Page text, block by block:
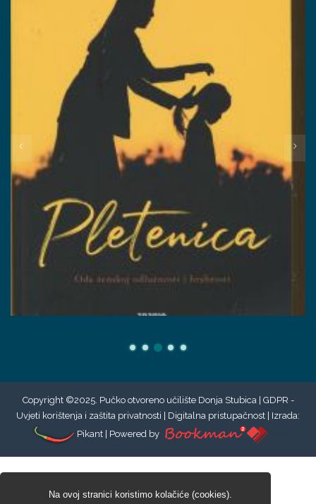
Na ovoj stranici koristimo kolačiće (cookies).
Copyright ©2025. Pučko otvoreno učilište Donja Stubica | GDPR -
Uvjeti korištenja i zaštita privatnosti
Digitalna pristupačnost | Izrada:
Pikant| Powered by